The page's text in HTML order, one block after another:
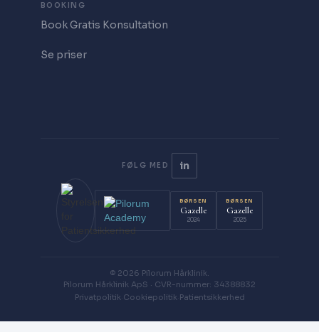
BOOKING
Book Gratis Konsultation
Se priser
FØLG MED in
BØRSEN
Gazelle
2024
BØRSEN
Gazelle
2025
© 2026 Pilorum Hårklinik.
Pilorum Hårklinik ApS · CVR-nummer: 34388832
Privatpolitik· Cookiepolitik· Patientsikkerhed